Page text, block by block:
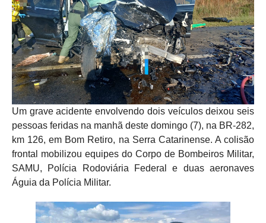
Um grave acidente envolvendo dois veículos deixou seis
pessoas feridas na manhã deste domingo (7), na BR-282,
km 126, em Bom Retiro, na Serra Catarinense. A colisão
frontal mobilizou equipes do Corpo de Bombeiros Militar,
SAMU, Polícia Rodoviária Federal e duas aeronaves
Águia da Polícia Militar.